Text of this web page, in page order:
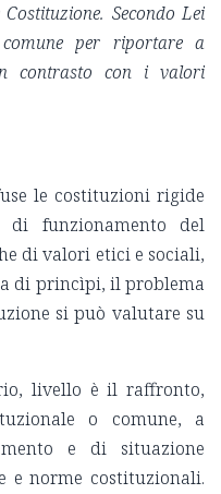
Secondo Lei
per riportare a
contrasto con i valori
le costituzioni rigide
funzionamento del
di valori etici e sociali,
di princìpi, il problema
si può valutare su
livello è il raffronto,
o comune, a
e di situazione
e norme costituzionali.